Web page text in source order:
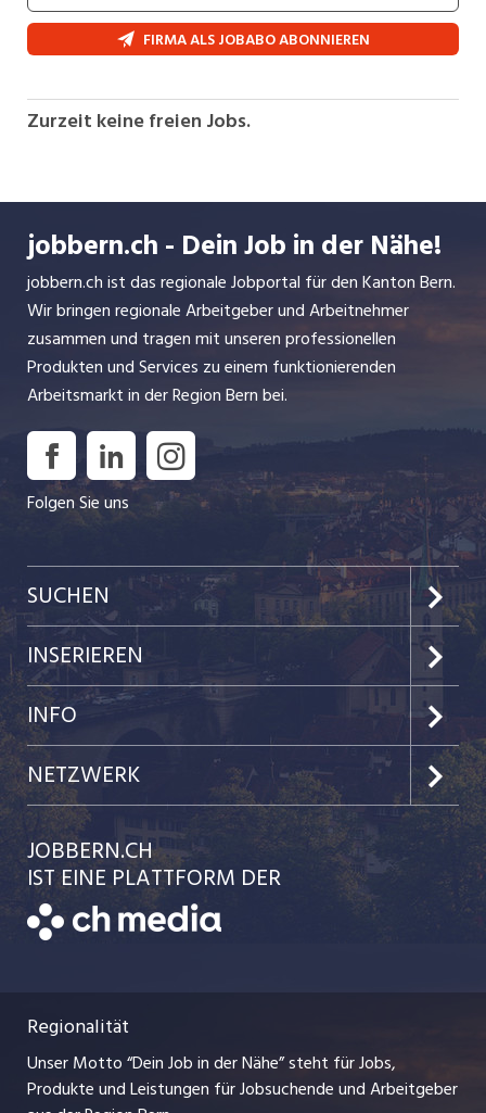
Der SPITEX Verband Kanton Bern ist der
Dachverband für 45 selbständige Nonprofit-
Unser Verband setzt sich für die Spitexbranche
in der Politik. Den Verbandsmitgliedern stehen
Seite. Wir sind Mitglied von Spitex Schweiz.
FIRMA ALS JOBABO ABONNIEREN
Zurzeit keine freien Jobs.
jobbern.ch - Dein Job in der Nähe!
jobbern.ch ist das regionale Jobportal für den Kanton Bern.
Wir bringen regionale Arbeitgeber und Arbeitnehmer
zusammen und tragen mit unseren professionellen
Produkten und Services zu einem funktionierenden
Arbeitsmarkt in der Region Bern bei.
Folgen Sie uns
SUCHEN
Jobs im Kanton Bern
Jobs in der Stadt Bern
Jobs in der Stadt Biel
Festanstellungen
Temporäre Jobs
Freelance Jobs
Ferienjobs
INSERIEREN
Preise & Leistungen
Kundenlogin
Einzelinserat disponieren
Schnittstelle
Bewerber-Cockpit
INFO
Team
Ratgeber
AGB
Datenschutzerklärung
Impressum
Stellenmeldepflicht
NETZWERK
jobbasel.ch
jobmittelland.ch
zentraljob.ch
myjob.ch
jobzüri.ch
JOBBERN.CH
IST EINE PLATTFORM DER
Regionalität
Unser Motto “Dein Job in der Nähe” steht für Jobs,
Produkte und Leistungen für Jobsuchende und Arbeitgeber